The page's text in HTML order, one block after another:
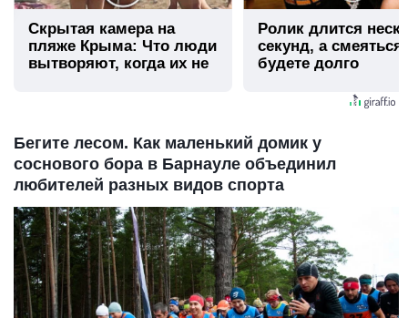
Скрытая камера на
пляже Крыма: Что люди
вытворяют, когда их не
Ролик длится
секунд, а
будете долго
Бегите лесом. Как маленький домик у
соснового бора в Барнауле объединил
любителей разных видов спорта